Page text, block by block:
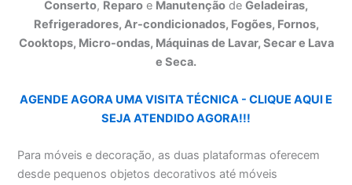
Conserto, Reparo e Manutenção de Geladeiras,
Refrigeradores, Ar-condicionados, Fogões, Fornos,
Cooktops, Micro-ondas, Máquinas de Lavar, Secar e Lava
e Seca.
AGENDE AGORA UMA VISITA TÉCNICA - CLIQUE AQUI E
SEJA ATENDIDO AGORA!!!
Para móveis e decoração, as duas plataformas oferecem
desde pequenos objetos decorativos até móveis